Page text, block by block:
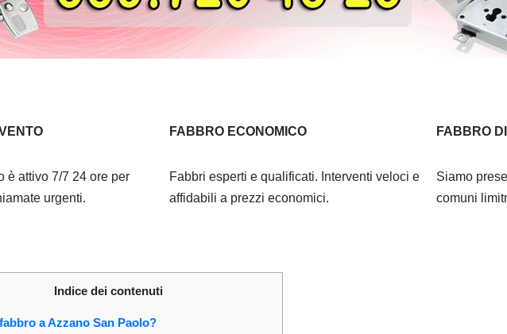
è attivo 7/7 24 ore per
urgenti.
FABBRO ECONOMICO
Fabbri esperti e qualificati. Interventi veloci e
affidabili a prezzi economici.
FABBRO
Siamo
comuni
Indice dei contenuti
a Azzano San Paolo?